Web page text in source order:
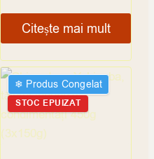
Citește mai mult
❄︎ Produs Congelat
STOC EPUIZAT